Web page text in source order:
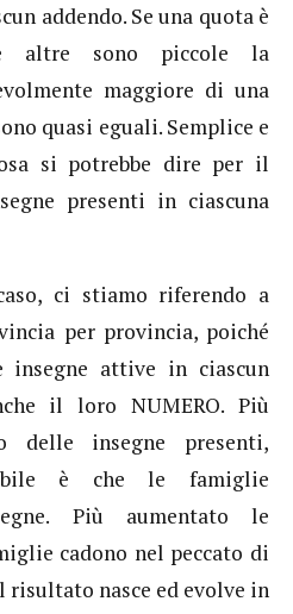
addendo. Se una quota è
altre sono piccole la
maggiore di una
quasi eguali. Semplice e
si potrebbe dire per il
presenti in ciascuna
ci stiamo riferendo a
per provincia, poiché
insegne attive in ciascun
il loro NUMERO. Più
insegne presenti,
è che le famiglie
Più aumentato le
cadono nel peccato di
risultato nasce ed evolve in